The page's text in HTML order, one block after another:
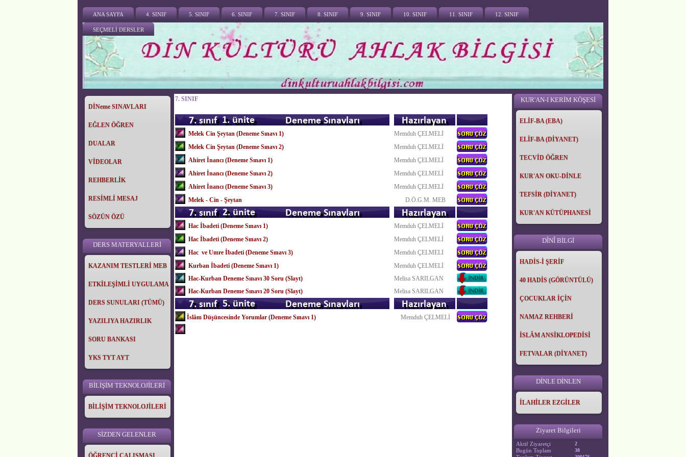
ANA SAYFA 4. SINIF 5. SINIF 6. SINIF 7. SINIF 8. SINIF 9. SINIF 10. SINIF 11. SINIF 12. SINIF
SEÇMELİ DERSLER
DİNeme SINAVLARI
EĞLEN ÖĞREN
DUALAR
VİDEOLAR
REHBERLİK
RESİMLİ MESAJ
SÖZÜN ÖZÜ
DERS MATERYALLERİ
KAZANIM TESTLERİ MEB
ETKİLEŞİMLİ UYGULAMA
DERS SUNULARI (TÜMÜ)
YAZILIYA HAZIRLIK
SORU BANKASI
YKS TYT AYT
BİLİŞİM TEKNOLOJİLERİ
BİLİŞİM TEKNOLOJİLERİ
SİZDEN GELENLER
ÖĞRENCİ ÇALIŞMASI
7. SINIF
Melek Cin Şeytan (Deneme Sınavı 1)
Memduh ÇELMELİ
Melek Cin Şeytan (Deneme Sınavı 2)
Memduh ÇELMELİ
Ahiret İnancı (Deneme Sınavı 1)
Memduh ÇELMELİ
Ahiret İnancı (Deneme Sınavı 2)
Memduh ÇELMELİ
Ahiret İnancı (Deneme Sınavı 3)
Memduh ÇELMELİ
Melek - Cin - Şeytan
D.Ö.G.M. MEB
Hac İbadeti (Deneme Sınavı 1)
Memduh ÇELMELİ
Hac İbadeti (Deneme Sınavı 2)
Memduh ÇELMELİ
Hac ve Umre İbadeti (Deneme Sınavı 3)
Memduh ÇELMELİ
Kurban İbadeti (Deneme Sınavı 1)
Memduh ÇELMELİ
Hac-Kurban Deneme Sınavı 30 Soru (Slayt)
Melisa SARILGAN
Hac-Kurban Deneme Sınavı 20 Soru (Slayt)
Melisa SARILGAN
İslâm Düşüncesinde Yorumlar (Deneme Sınavı 1) Memduh ÇELMELİ
KUR'AN-I KERİM KÖŞESİ
ELİF-BA (EBA)
ELİF-BA (DİYANET)
TECVİD ÖĞREN
KUR'AN OKU-DİNLE
TEFSİR (DİYANET)
KUR'AN KÜTÜPHANESİ
DÎNÎ BİLGİ
HADİS-İ ŞERİF
40 HADİS (GÖRÜNTÜLÜ)
ÇOCUKLAR İÇİN
NAMAZ REHBERİ
İSLÂM ANSİKLOPEDİSİ
FETVALAR (DİYANET)
DİNLE DİNLEN
İLAHİLER EZGİLER
Ziyaret Bilgileri
Aktif Ziyaretçi 2
Bugün Toplam 38